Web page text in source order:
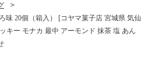
味 20個（箱入） [コヤマ菓子店 宮城県 気仙
キー モナカ 最中 アーモンド 抹茶 塩 あん